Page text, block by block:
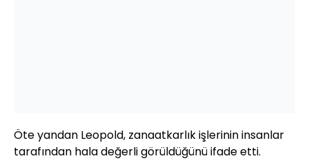
Öte yandan Leopold, zanaatkarlık işlerinin insanlar
tarafından hala değerli görüldüğünü ifade etti.